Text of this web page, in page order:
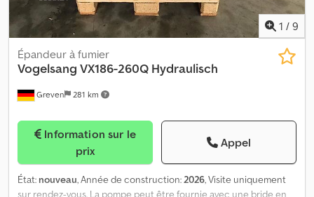
: env. 300 kg
1 / 9
Greven 281 km
Épandeur à fumier
Vogelsang VX186-260Q Hydraulisch
prix
Appel
État: nouveau, Année de construction:2026, Visite uniquement
sur rendez-vous. La pompe peut être fournie avec une bride en